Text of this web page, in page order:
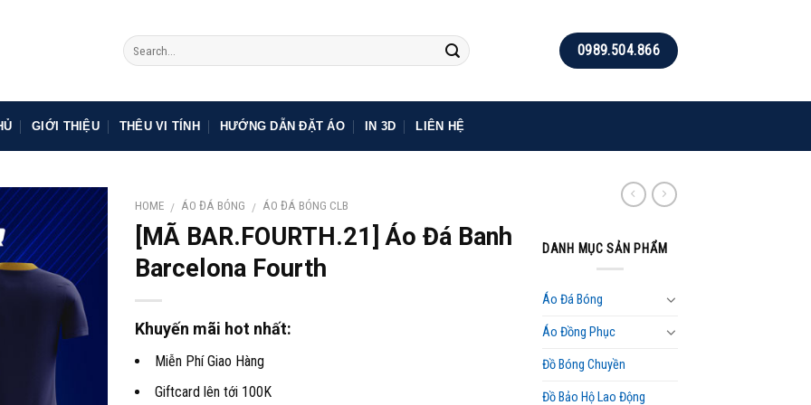
0989.504.866
GIỚI THIỆU THÊU VI TÍNH HƯỚNG DẪN ĐẶT ÁO IN 3D LIÊN HỆ
HOME / ÁO ĐÁ BÓNG / ÁO ĐÁ BÓNG CLB
[MÃ BAR.FOURTH.21] Áo Đá Banh
Barcelona Fourth
Khuyến mãi hot nhất:
Miễn Phí Giao Hàng
Giftcard lên tới 100K
DANH MỤC SẢN PHẨM
Áo Đá Bóng
Áo Đồng Phục
Đồ Bóng Chuyền
Đồ Bảo Hộ Lao Động